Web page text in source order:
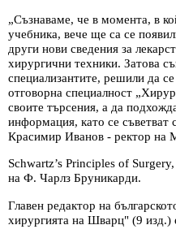
„Съзнаваме, че в момента, в
учебника, вече ще са се
други нови сведения за
хирургични техники. Затова
специализантите, решили да
отговорна специалност
своите търсения, а да
информация, като се
Красимир Иванов - ректор на
Schwartz’s Principles of
на Ф. Чарлз Бруникарди.
Главен редактор на
хирургията на Шварц" (9